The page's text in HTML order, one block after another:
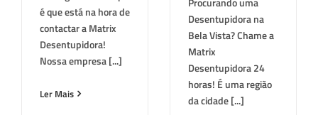
é que está na hora de
contactar a Matrix
Desentupidora!
Nossa empresa [...]
Ler Mais
Desentupidora na
Bela Vista? Chame a
Matrix
Desentupidora 24
horas! É uma região
da cidade [...]